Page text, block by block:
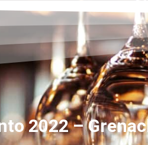
2022 –